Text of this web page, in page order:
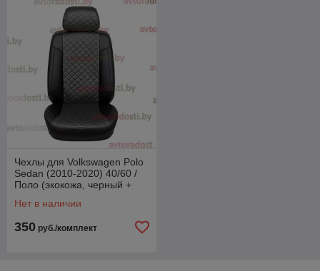
Чехлы для Volkswagen Polo
Sedan (2010-2020) 40/60 /
Поло (экокожа, черный +
Нет в наличии
350 руб./комплект